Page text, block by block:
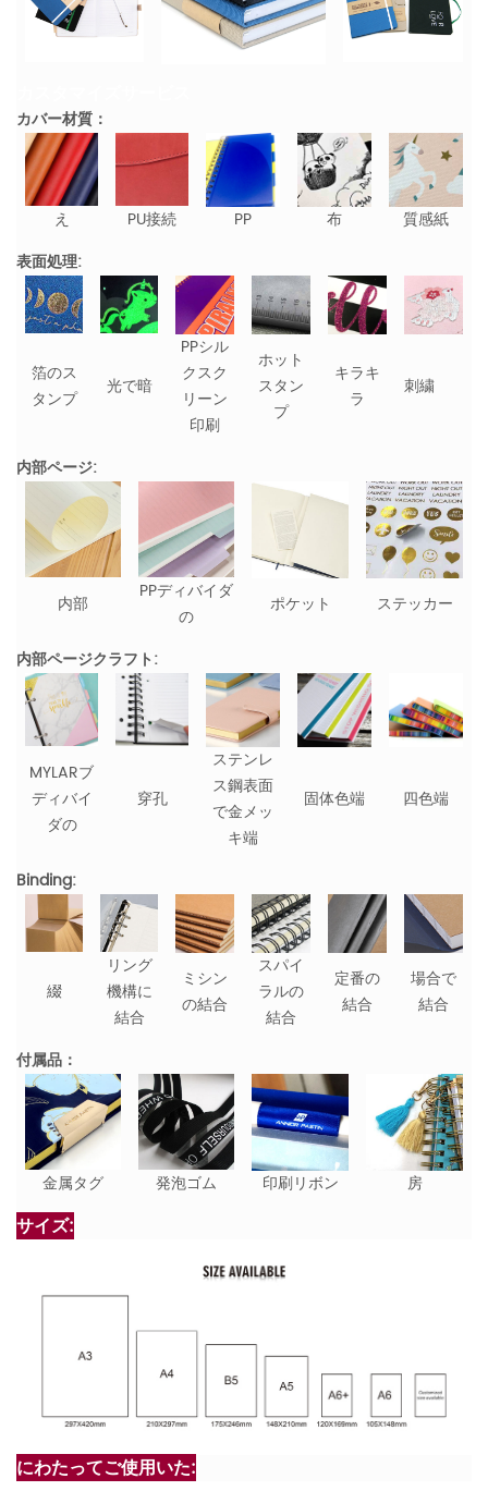
カバー材質：
え PU接続 PP 布
質感紙
表面処理:
箔のス
タンプ
光で暗
PPシル
クスク
リーン
印刷
ホット
スタン
プ
キラキ
ラ
刺繍
内部ページ:
内部
PPディバイダ
の
ポケット ステッカー
内部ページクラフト:
MYLARブ
ディバイ
ダの
穿孔
ステンレ
ス鋼表面
で金メッ
キ端
固体色端 四色端
Binding:
綴
リング
機構に
結合
ミシン
の結合
スパイ
ラルの
結合
定番の
結合
場合で
結合
付属品：
金属タグ 発泡ゴム 印刷リボン 房
サイズ:
にわたってご使用いた: